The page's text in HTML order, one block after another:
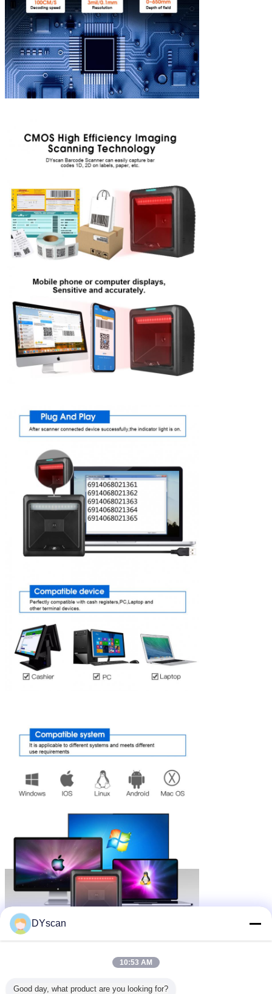
DYscan
10:53 AM
Good day, what product are you looking for?